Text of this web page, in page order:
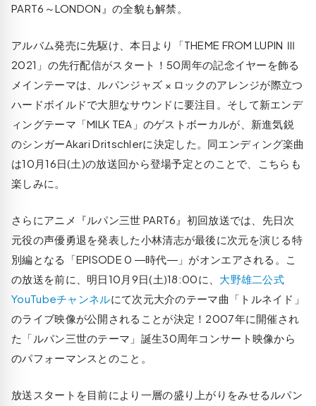
PART6～LONDON』の全貌も解禁。
アルバム発売に先駆け、本日より「THEME FROM LUPIN Ⅲ
2021」の先行配信がスタート！50周年の記念イヤーを飾る
メインテーマは、ルパンジャズ × ロックのアレンジが際立つ
ハードボイルドで大胆なサウンドに要注目。そして新エンデ
ィングテーマ「MILK TEA」のゲストボーカルが、新進気鋭
のシンガーAkari Dritschlerに決定した。同エンディング楽曲
は10月16日(土)の放送回から登場予定とのことで、こちらも
楽しみに。
さらにアニメ『ルパン三世 PART6』初回放送では、先日次
元役の声優勇退を発表した小林清志が最後に次元を演じる特
別編となる「EPISODE 0 ―時代―」がオンエアされる。こ
の放送を前に、明日10月9日(土)18:00に、 大野雄二公式
YouTubeチャンネルにて次元大介のテーマ曲「トルネイド」
のライブ映像が公開されることが決定！2007年に開催され
た「ルパン三世のテーマ」誕生30周年コンサート映像から
のパフォーマンスとのこと。
放送スタートを目前により一層の盛り上がりをみせるルパン